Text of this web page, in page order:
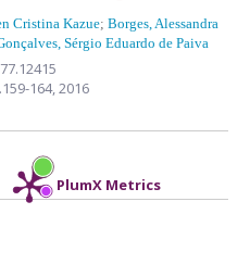
Cristina Kazue; Borges, Alessandra
Sérgio Eduardo de Paiva
164, 2016
PlumX Metrics